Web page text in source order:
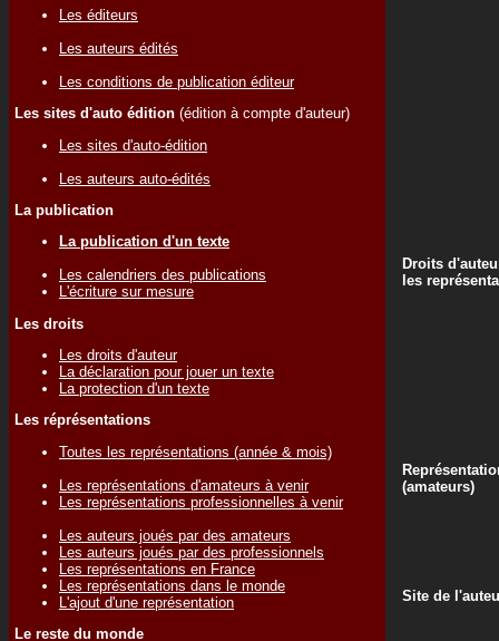
Les éditeurs
Les auteurs édités
Les conditions de publication éditeur
Les sites d'auto édition (édition à compte d'auteur)
Les sites d'auto-édition
Les auteurs auto-édités
La publication
La publication d'un texte
Les calendriers des publications
L'écriture sur mesure
Les droits
Les droits d'auteur
La déclaration pour jouer un texte
La protection d'un texte
Les réprésentations
Toutes les représentations (année & mois)
Les représentations d'amateurs à venir
Les représentations professionnelles à venir
Les auteurs joués par des amateurs
Les auteurs joués par des professionnels
Les représentations en France
Les représentations dans le monde
L'ajout d'une représentation
Le reste du monde
Droits
les
(amateurs)
Site de